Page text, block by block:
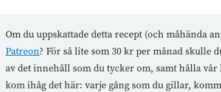
Om du uppskattade detta recept (och måhända
Patreon? För så lite som 30 kr per månad skulle
av det innehåll som du tycker om, samt hålla
kom ihåg det här: varje gång som du gillar,